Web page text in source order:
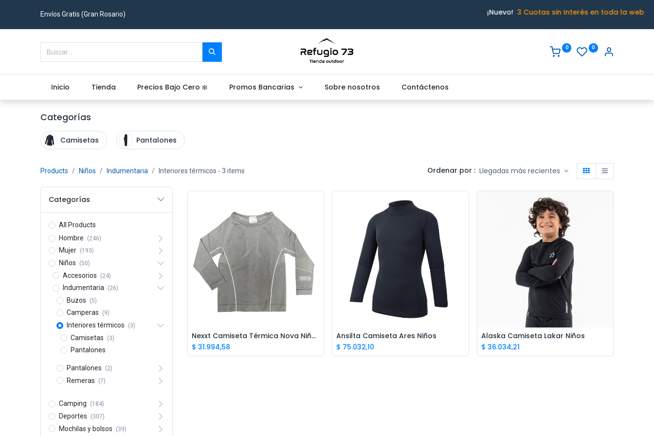
Envíos Gratis (Gran Rosario) ¡Nuevo!3 Cuotas sin Interés en toda la web
0 0
Inicio Tienda Precios Bajo Cero ❄️ Promos Bancarias Sobre nosotros Contáctenos
Categorías
Camisetas Pantalones
Products Niños Indumentaria Interiores térmicos - 3 items Ordenar por : Llegadas más recientes
Categorías
All Products
Hombre
(246)
Mujer (193)
Niños (50)
Accesorios (24)
Indumentaria (26)
Buzos (5)
Camperas (9)
Interiores térmicos (3)
Camisetas (3)
Pantalones
Pantalones (2)
Remeras (7)
Camping (184)
Deportes (307)
Mochilas y bolsos (39)
Add to Cart
Nexxt Camiseta Térmica Nova Niños
$ 31.994,58
Add to Cart
Ansilta Camiseta Ares Niños
$ 75.032,10
Alaska Camiseta Lakar Niños
$ 36.034,21
Ivo · Refugio 73
● En línea